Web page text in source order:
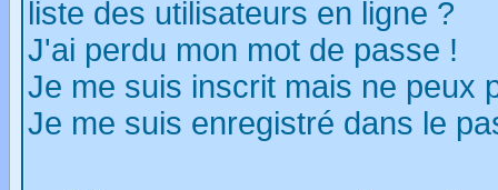
liste des utilisateurs en ligne ?
J'ai perdu mon mot de passe !
Je me suis inscrit mais ne peux
Je me suis enregistré dans le